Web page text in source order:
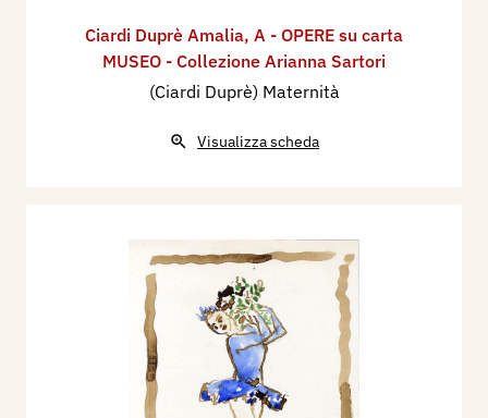
Ciardi Duprè Amalia, A - OPERE su carta
MUSEO - Collezione Arianna Sartori
(Ciardi Duprè) Maternità
Visualizza scheda